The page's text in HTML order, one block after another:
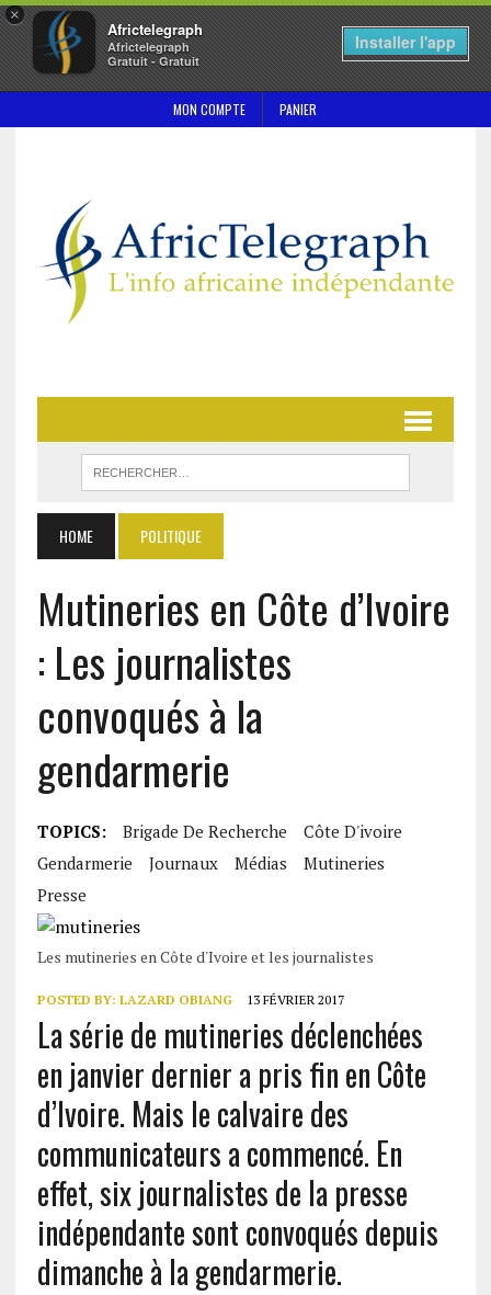
×
Africtelegraph
Africtelegraph
Gratuit - Gratuit
Installer l'app
MON COMPTE PANIER
HOME POLITIQUE
Mutineries en Côte d’Ivoire
: Les journalistes
convoqués à la
gendarmerie
TOPICS: Brigade De Recherche
Côte D'ivoire
Gendarmerie
Journaux Médias
Mutineries
Presse
Les mutineries en Côte d'Ivoire et les journalistes
POSTED BY: LAZARD OBIANG 13 FÉVRIER 2017
La série de mutineries déclenchées
en janvier dernier a pris fin en Côte
d’Ivoire. Mais le calvaire des
communicateurs a commencé. En
effet, six journalistes de la presse
indépendante sont convoqués depuis
dimanche à la gendarmerie.